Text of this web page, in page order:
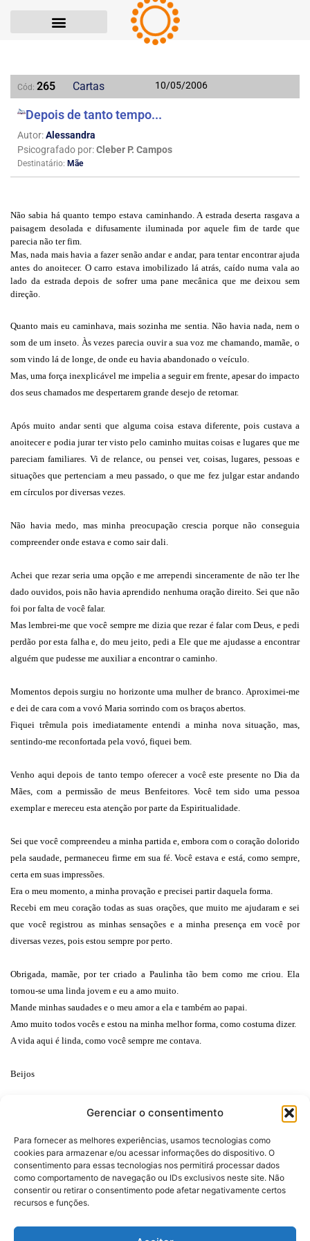
Gerenciar o consentimento
Para fornecer as melhores experiências, usamos tecnologias como
cookies para armazenar e/ou acessar informações do dispositivo. O
consentimento para essas tecnologias nos permitirá processar dados
como comportamento de navegação ou IDs exclusivos neste site. Não
consentir ou retirar o consentimento pode afetar negativamente certos
recursos e funções.
Cód: 265 Cartas 10/05/2006
Depois de tanto tempo...
Autor:Alessandra
Psicografado por:Cleber P. Campos
Destinatário: Mãe
Não sabia há quanto tempo estava caminhando. A estrada deserta rasgava a
paisagem desolada e difusamente iluminada por aquele fim de tarde que
parecia não ter fim.
Mas, nada mais havia a fazer senão andar e andar, para tentar encontrar ajuda
antes do anoitecer. O carro estava imobilizado lá atrás, caído numa vala ao
lado da estrada depois de sofrer uma pane mecânica que me deixou sem
direção.
Quanto mais eu caminhava, mais sozinha me sentia. Não havia nada, nem o
som de um inseto. Às vezes parecia ouvir a sua voz me chamando, mamãe, o
som vindo lá de longe, de onde eu havia abandonado o veículo.
Mas, uma força inexplicável me impelia a seguir em frente, apesar do impacto
dos seus chamados me despertarem grande desejo de retornar.
Após muito andar senti que alguma coisa estava diferente, pois custava a
anoitecer e podia jurar ter visto pelo caminho muitas coisas e lugares que me
pareciam familiares. Vi de relance, ou pensei ver, coisas, lugares, pessoas e
situações que pertenciam a meu passado, o que me fez julgar estar andando
em círculos por diversas vezes.
Não havia medo, mas minha preocupação crescia porque não conseguia
compreender onde estava e como sair dali.
Achei que rezar seria uma opção e me arrependi sinceramente de não ter lhe
dado ouvidos, pois não havia aprendido nenhuma oração direito. Sei que não
foi por falta de você falar.
Mas lembrei-me que você sempre me dizia que rezar é falar com Deus, e pedi
perdão por esta falha e, do meu jeito, pedi a Ele que me ajudasse a encontrar
alguém que pudesse me auxiliar a encontrar o caminho.
Momentos depois surgiu no horizonte uma mulher de branco. Aproximei-me
e dei de cara com a vovó Maria sorrindo com os braços abertos.
Fiquei trêmula pois imediatamente entendi a minha nova situação, mas,
sentindo-me reconfortada pela vovó, fiquei bem.
Venho aqui depois de tanto tempo oferecer a você este presente no Dia da
Mães, com a permissão de meus Benfeitores. Você tem sido uma pessoa
exemplar e mereceu esta atenção por parte da Espiritualidade.
Sei que você compreendeu a minha partida e, embora com o coração dolorido
pela saudade, permaneceu firme em sua fé. Você estava e está, como sempre,
certa em suas impressões.
Era o meu momento, a minha provação e precisei partir daquela forma.
Recebi em meu coração todas as suas orações, que muito me ajudaram e sei
que você registrou as minhas sensações e a minha presença em você por
diversas vezes, pois estou sempre por perto.
Obrigada, mamãe, por ter criado a Paulinha tão bem como me criou. Ela
tornou-se uma linda jovem e eu a amo muito.
Mande minhas saudades e o meu amor a ela e também ao papai.
Amo muito todos vocês e estou na minha melhor forma, como costuma dizer.
A vida aqui é linda, como você sempre me contava.
Beijos